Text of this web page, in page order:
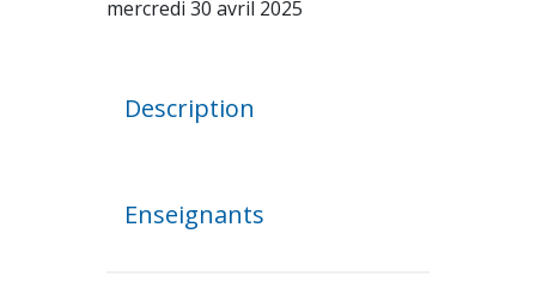
mercredi 30 avril 2025
Description
Enseignants